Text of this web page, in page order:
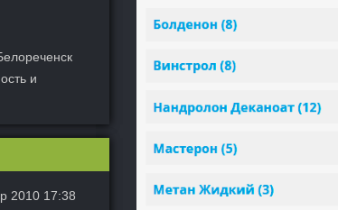
и
2010 17:38